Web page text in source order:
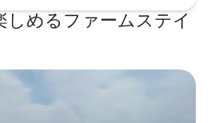
しめるファームステイ